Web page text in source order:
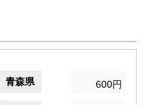
青森県 600円